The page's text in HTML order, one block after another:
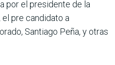
por el presidente de la
pre candidato a
Santiago Peña, y otras